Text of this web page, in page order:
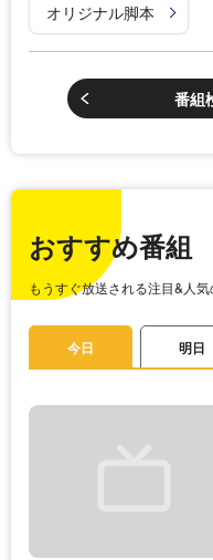
オリジナル脚本
番組
おすすめ番組
もうすぐ放送される注目&人気
今日 明日